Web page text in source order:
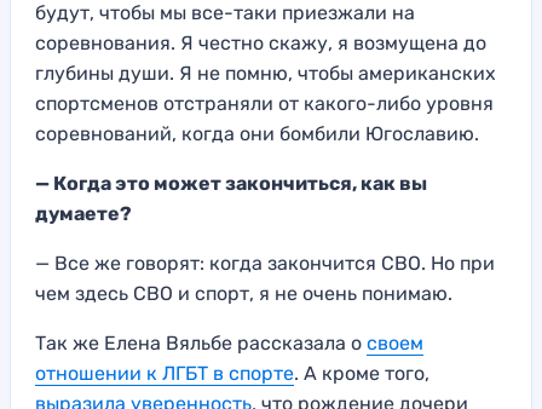
будут, чтобы мы все-таки приезжали на
соревнования. Я честно скажу, я возмущена до
глубины души. Я не помню, чтобы американских
спортсменов отстраняли от какого-либо уровня
соревнований, когда они бомбили Югославию.
— Когда это может закончиться, как вы
думаете?
— Все же говорят: когда закончится СВО. Но при
чем здесь СВО и спорт, я не очень понимаю.
Так же Елена Вяльбе рассказала о своем
отношении к ЛГБТ в спорте. А кроме того,
выразила уверенность, что рождение дочери